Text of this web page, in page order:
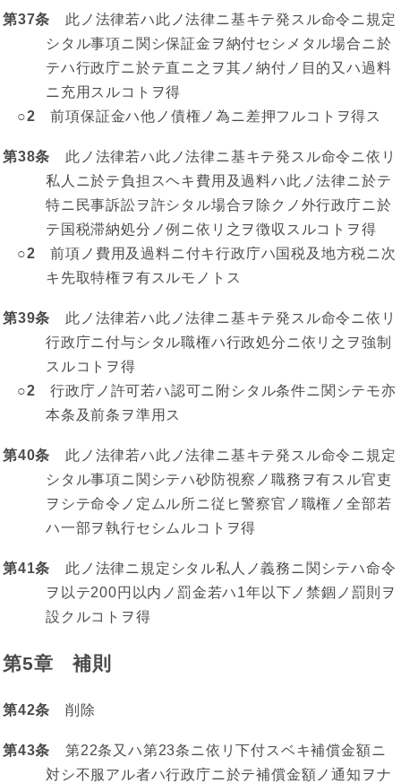
第37条 此ノ法律若ハ此ノ法律ニ基キテ発スル命令ニ規定
シタル事項ニ関シ保証金ヲ納付セシメタル場合ニ於
テハ行政庁ニ於テ直ニ之ヲ其ノ納付ノ目的又ハ過料
ニ充用スルコトヲ得
○2 前項保証金ハ他ノ債権ノ為ニ差押フルコトヲ得ス
第38条 此ノ法律若ハ此ノ法律ニ基キテ発スル命令ニ依リ
私人ニ於テ負担スヘキ費用及過料ハ此ノ法律ニ於テ
特ニ民事訴訟ヲ許シタル場合ヲ除クノ外行政庁ニ於
テ国税滞納処分ノ例ニ依リ之ヲ徴収スルコトヲ得
○2 前項ノ費用及過料ニ付キ行政庁ハ国税及地方税ニ次
キ先取特権ヲ有スルモノトス
第39条 此ノ法律若ハ此ノ法律ニ基キテ発スル命令ニ依リ
行政庁ニ付与シタル職権ハ行政処分ニ依リ之ヲ強制
スルコトヲ得
○2 行政庁ノ許可若ハ認可ニ附シタル条件ニ関シテモ亦
本条及前条ヲ準用ス
第40条 此ノ法律若ハ此ノ法律ニ基キテ発スル命令ニ規定
シタル事項ニ関シテハ砂防視察ノ職務ヲ有スル官吏
ヲシテ命令ノ定ムル所ニ従ヒ警察官ノ職権ノ全部若
ハ一部ヲ執行セシムルコトヲ得
第41条 此ノ法律ニ規定シタル私人ノ義務ニ関シテハ命令
ヲ以テ200円以内ノ罰金若ハ1年以下ノ禁錮ノ罰則ヲ
設クルコトヲ得
第5章 補則
第42条 削除
第43条 第22条又ハ第23条ニ依リ下付スベキ補償金額ニ
対シ不服アル者ハ行政庁ニ於テ補償金額ノ通知ヲナ